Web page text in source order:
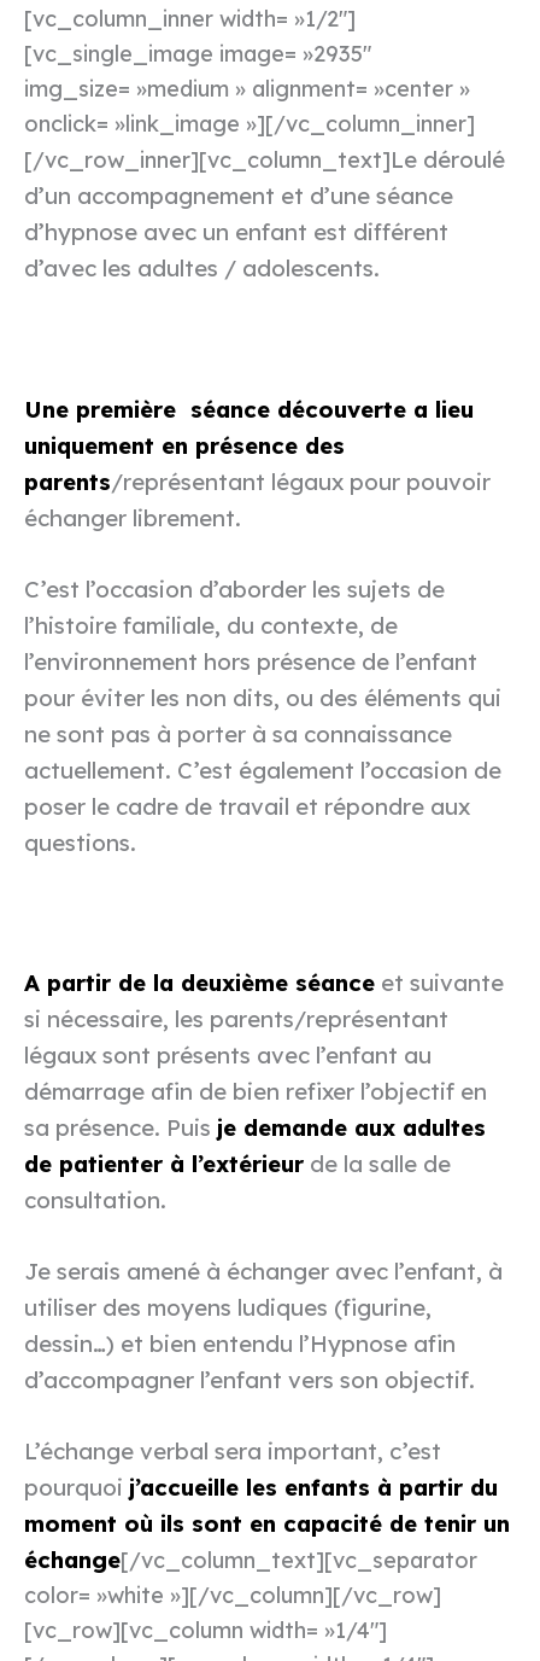
[vc_column_inner width= »1/2″]
[vc_single_image image= »2935″
img_size= »medium » alignment= »center »
onclick= »link_image »][/vc_column_inner]
[/vc_row_inner][vc_column_text]Le déroulé
d’un accompagnement et d’une séance
d’hypnose avec un enfant est différent
d’avec les adultes / adolescents.
Une première séance découverte a lieu
uniquement en présence des
parents/représentant légaux pour pouvoir
échanger librement.
C’est l’occasion d’aborder les sujets de
l’histoire familiale, du contexte, de
l’environnement hors présence de l’enfant
pour éviter les non dits, ou des éléments qui
ne sont pas à porter à sa connaissance
actuellement. C’est également l’occasion de
poser le cadre de travail et répondre aux
questions.
A partir de la deuxième séance et suivante
si nécessaire, les parents/représentant
légaux sont présents avec l’enfant au
démarrage afin de bien refixer l’objectif en
sa présence. Puis je demande aux adultes
de patienter à l’extérieur de la salle de
consultation.
Je serais amené à échanger avec l’enfant, à
utiliser des moyens ludiques (figurine,
dessin…) et bien entendu l’Hypnose afin
d’accompagner l’enfant vers son objectif.
L’échange verbal sera important, c’est
pourquoi j’accueille les enfants à partir du
moment où ils sont en capacité de tenir un
échange[/vc_column_text][vc_separator
color= »white »][/vc_column][/vc_row]
[vc_row][vc_column width= »1/4″]